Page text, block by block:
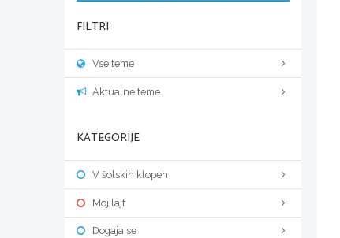
FILTRI
Vse teme
Aktualne teme
KATEGORIJE
V šolskih klopeh
Moj lajf
Dogaja se